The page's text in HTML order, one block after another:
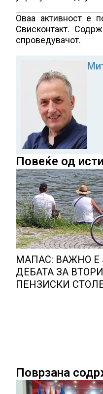
Оваа активност е
Свисконтакт.
спроведувачот.
Повеќе од
МАПАС: ВАЖНО Е
ДЕБАТА ЗА
ПЕНЗИСКИ
Поврзана